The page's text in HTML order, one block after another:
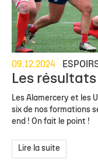
09.12.2024
Les
Les Alamercery et les
six de nos formations
end ! On fait le point !
Lire la suite